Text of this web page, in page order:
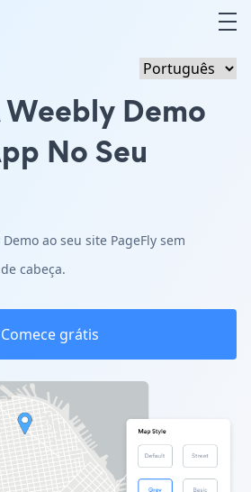
Demo
No Seu
ao seu site PageFly sem
cabeça.
Comece grátis